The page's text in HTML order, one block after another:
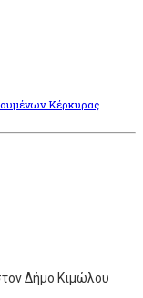
Κέρκυρας
Δήμο Κιμώλου